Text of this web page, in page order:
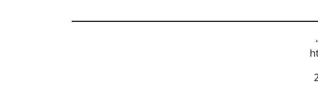
) المصدر : بيان منشور على الصفحة الرسمية لمؤتمر حضرموت الجامع على منصة فيس بوك ، 13 يوليو 2024 ،